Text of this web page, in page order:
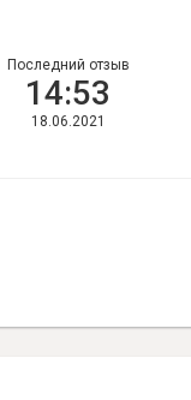
Последний отзыв
14:53
18.06.2021